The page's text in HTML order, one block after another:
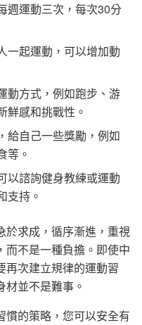
週運動三次，每次30分
一起運動，可以增加動
動方式，例如跑步、游
鮮感和挑戰性。
給自己一些獎勵，例如
等。
以諮詢健身教練或運動
支持。
於求成，循序漸進，重視
而不是一種負擔。即使中
再次建立規律的運動習
並不是難事。
慣的策略，您可以安全有